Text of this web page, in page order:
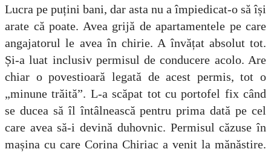
Lucra pe puțini bani, dar asta nu a împiedicat-o să își
arate că poate. Avea grijă de apartamentele pe care
angajatorul le avea în chirie. A învățat absolut tot.
Și-a luat inclusiv permisul de conducere acolo. Are
chiar o povestioară legată de acest permis, tot o
„minune trăită”. L-a scăpat tot cu portofel fix când
se ducea să îl întâlnească pentru prima dată pe cel
care avea să-i devină duhovnic. Permisul căzuse în
mașina cu care Corina Chiriac a venit la mănăstire.